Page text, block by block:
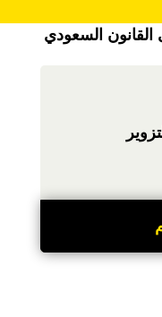
القانون السعودي